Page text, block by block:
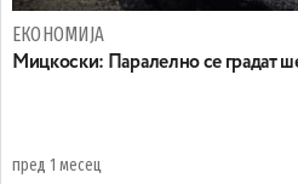
ЕКОНОМИЈА
Mицкоски: Паралелно се градат
пред 1 месец